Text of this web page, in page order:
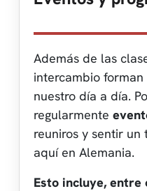
Además de las
intercambio
nuestro día a día.
regularmente
reuniros y sentir
aquí en Alemania.
Esto incluye, entre